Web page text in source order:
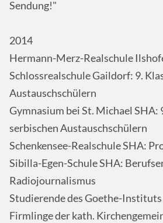
Sendung!"
2014
Hermann-Merz-Realschule
Schlossrealschule Gaildorf: 9.
Austauschschülern
Gymnasium bei St. Michael SHA:
serbischen Austauschschülern
Schenkensee-Realschule SHA:
Sibilla-Egen-Schule SHA:
Radiojournalismus
Studierende des Goethe-Instituts
Firmlinge der kath.